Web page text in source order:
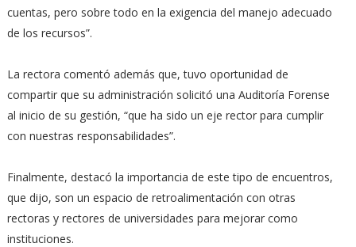
cuentas, pero sobre todo en la exigencia del manejo adecuado
de los recursos”.
La rectora comentó además que, tuvo oportunidad de
compartir que su administración solicitó una Auditoría Forense
al inicio de su gestión, “que ha sido un eje rector para cumplir
con nuestras responsabilidades”.
Finalmente, destacó la importancia de este tipo de encuentros,
que dijo, son un espacio de retroalimentación con otras
rectoras y rectores de universidades para mejorar como
instituciones.